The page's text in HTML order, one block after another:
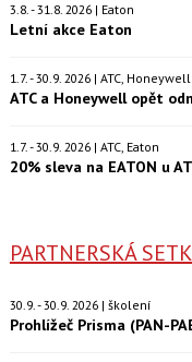
3.8. - 31.8. 2026 | Eaton
Letní akce Eaton
1.7. - 30.9. 2026 | ATC, Honeywell
ATC a Honeywell opět
1.7. - 30.9. 2026 | ATC, Eaton
20% sleva na EATON u
PARTNERSKÁ
30.9. - 30.9. 2026 | školení
Prohlížeč Prisma (PAN-